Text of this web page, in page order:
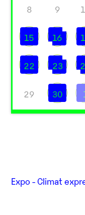
8 9
15 16
22 23
29 30
Expo - Climat